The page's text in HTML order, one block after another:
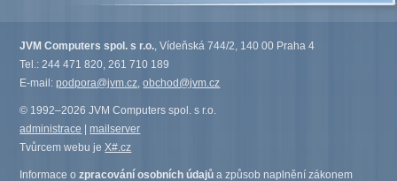
JVM Computers spol. s r.o., Vídeňská 744/2, 140 00 Praha 4
Tel.: 244 471 820, 261 710 189
E-mail:podpora@jvm.cz,obchod@jvm.cz
© 1992–2026 JVM Computers spol. s r.o.
administrace |mailserver
Tvůrcem webu jeX#.cz
Informace ozpracování osobních údajů a způsob naplnění zákonem